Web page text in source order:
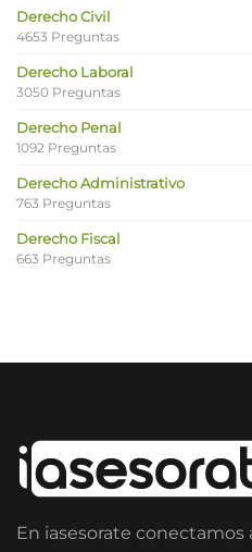
Derecho Civil
4653 Preguntas
Derecho Laboral
3050 Preguntas
Derecho Penal
1092 Preguntas
Derecho Administrativo
763 Preguntas
Derecho Fiscal
663 Preguntas
En iasesorate conectamos